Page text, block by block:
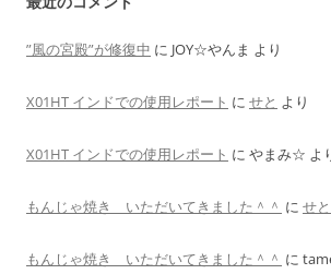
”風の宮殿”が修復中 に JOY☆やんま より
X01HT インドでの使用レポート に せと より
X01HT インドでの使用レポート に やまみ☆ よ
もんじゃ焼き いただいてきました＾＾ に せと
もんじゃ焼き いただいてきました＾＾ に